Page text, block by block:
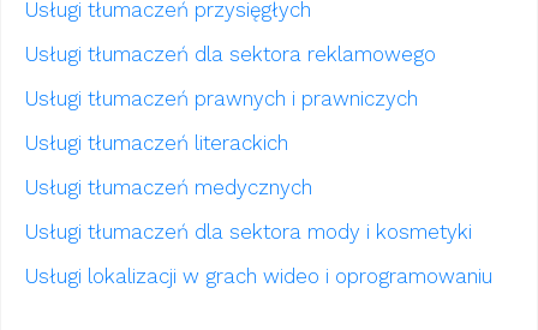
Usługi tłumaczeń przysięgłych
Usługi tłumaczeń dla sektora reklamowego
Usługi tłumaczeń prawnych i prawniczych
Usługi tłumaczeń literackich
Usługi tłumaczeń medycznych
Usługi tłumaczeń dla sektora mody i kosmetyki
Usługi lokalizacji w grach wideo i oprogramowaniu